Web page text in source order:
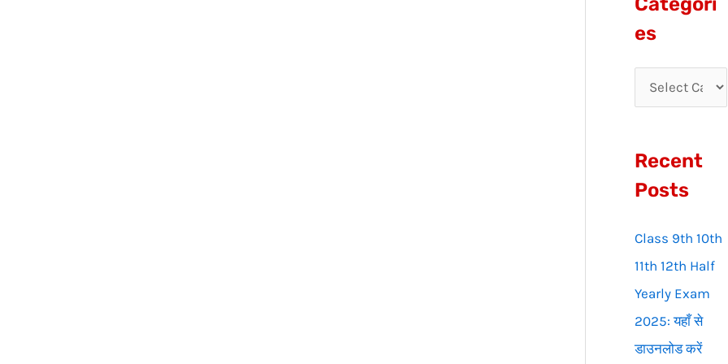
f
r
:
es
Recent
Posts
Class 9th 10th
11th 12th Half
Yearly Exam
2025: यहाँ से
डाउनलोड करें